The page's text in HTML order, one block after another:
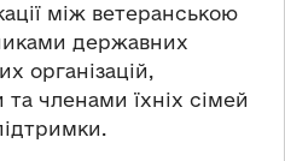
між ветеранською
державних
організацій,
членами їхніх сімей